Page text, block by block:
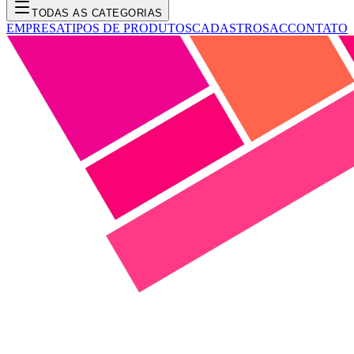
TODAS AS CATEGORIAS
EMPRESATIPOS DE PRODUTOSCADASTROSACCONTATO